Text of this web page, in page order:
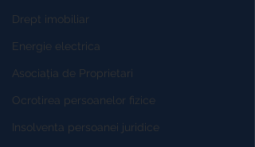
Drept imobiliar
Energie electrica
Asociația de Proprietari
Ocrotirea persoanelor fizice
Insolventa persoanei juridice